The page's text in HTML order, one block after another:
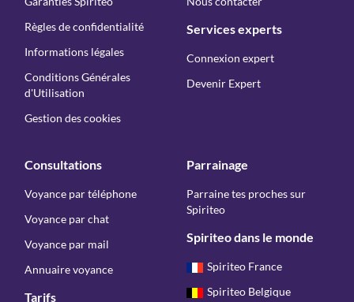
Règles de confidentialité
Informations légales
Conditions Générales
d'Utilisation
Gestion des cookies
Services experts
Connexion expert
Devenir Expert
Consultations
Voyance par téléphone
Voyance par chat
Voyance par mail
Annuaire voyance
Tarifs
Parrainage
Parraine tes proches sur
Spiriteo
Spiriteo dans le monde
Spiriteo France
Spiriteo Belgique